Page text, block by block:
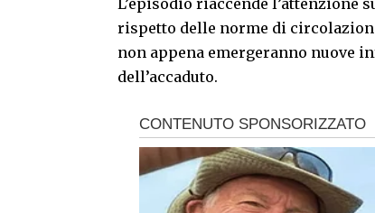
L’episodio riaccende l’attenzione
rispetto delle norme di
non appena emergeranno nuove
dell’accaduto.